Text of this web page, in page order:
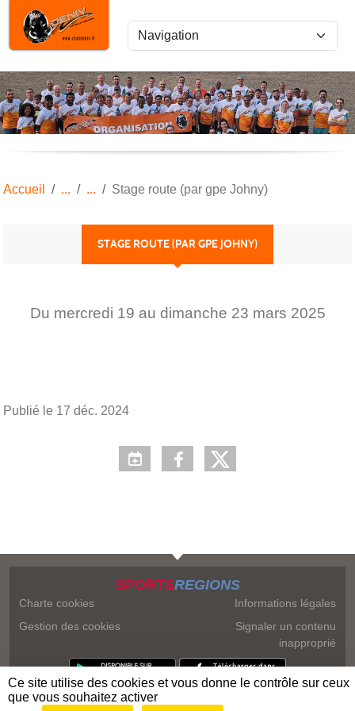
Accueil Stage route (par gpe Johny)
STAGE ROUTE (PAR GPE JOHNY)
Du mercredi 19 au dimanche 23 mars 2025
Publié le 17 déc. 2024
SPORTSREGIONS
Charte cookies
Gestion des cookies
Informations légales
Signaler un contenu
inapproprié
Panneau de gestion des cookies
Ce site utilise des cookies et vous donne le contrôle sur ceux
que vous souhaitez activer